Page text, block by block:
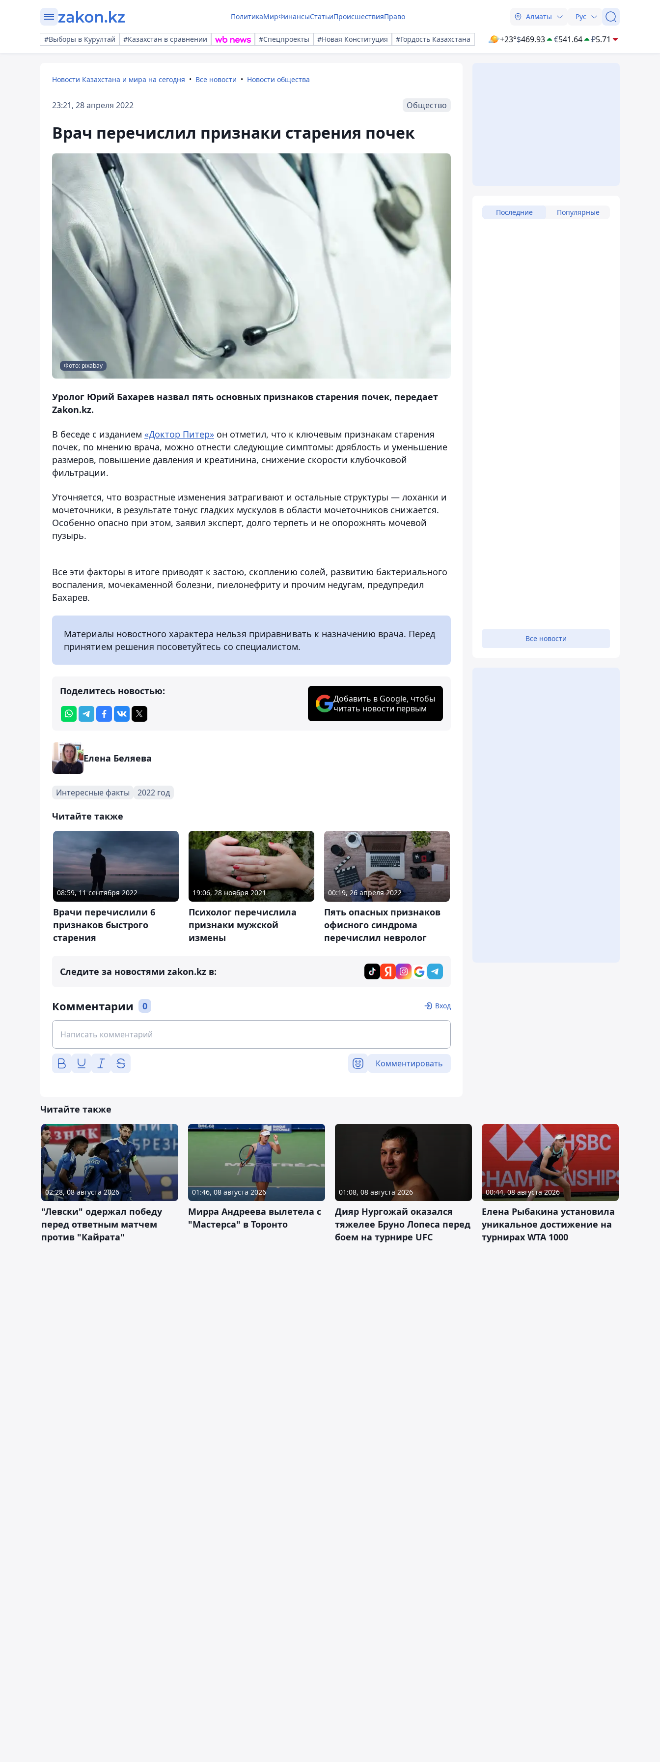
ПолитикаМирФинансыСтатьиПроисшествияПраво Алматы Рус
#Выборы в Курултай #Казахстан в сравнении #Спецпроекты #Новая Конституция #Гордость Казахстана +23°$469.93 €541.64 ₽5.71
Новости Казахстана и мира на сегодня Все новости Новости общества
23:21, 28 апреля 2022 Общество
Врач перечислил признаки старения почек
Фото: pixabay
Уролог Юрий Бахарев назвал пять основных признаков старения почек, передает
Zakon.kz.
В беседе с изданием «Доктор Питер» он отметил, что к ключевым признакам старения
почек, по мнению врача, можно отнести следующие симптомы: дряблость и уменьшение
размеров, повышение давления и креатинина, снижение скорости клубочковой
фильтрации.
Уточняется, что возрастные изменения затрагивают и остальные структуры — лоханки и
мочеточники, в результате тонус гладких мускулов в области мочеточников снижается.
Особенно опасно при этом, заявил эксперт, долго терпеть и не опорожнять мочевой
пузырь.
Все эти факторы в итоге приводят к застою, скоплению солей, развитию бактериального
воспаления, мочекаменной болезни, пиелонефриту и прочим недугам, предупредил
Бахарев.
Материалы новостного характера нельзя приравнивать к назначению врача. Перед
принятием решения посоветуйтесь со специалистом.
Поделитесь новостью:
Добавить в Google, чтобы
читать новости первым
Елена Беляева
Интересные факты 2022 год
Читайте также
08:59, 11 сентября 2022
Врачи перечислили 6
признаков быстрого
старения
19:06, 28 ноября 2021
Психолог перечислила
признаки мужской
измены
00:19, 26 апреля 2022
Пять опасных признаков
офисного синдрома
перечислил невролог
Следите за новостями zakon.kz в:
Комментарии 0 Вход
Комментировать
Последние Популярные
Все новости
Читайте также
02:28, 08 августа 2026
"Левски" одержал победу
перед ответным матчем
против "Кайрата"
01:46, 08 августа 2026
Мирра Андреева вылетела с
"Мастерса" в Торонто
01:08, 08 августа 2026
Дияр Нургожай оказался
тяжелее Бруно Лопеса перед
боем на турнире UFC
00:44, 08 августа 2026
Елена Рыбакина установила
уникальное достижение на
турнирах WTA 1000